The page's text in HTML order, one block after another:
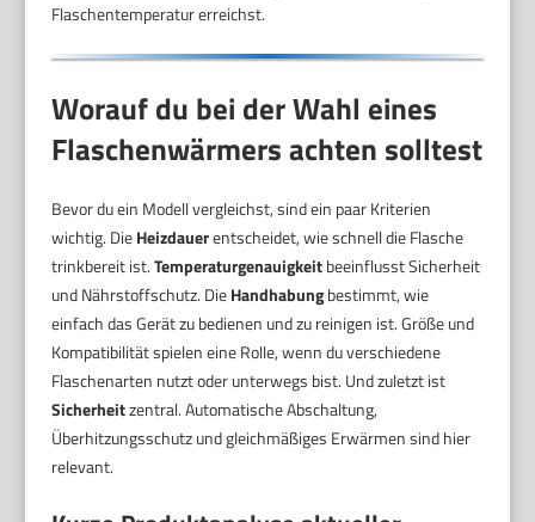
Flaschentemperatur erreichst.
Worauf du bei der Wahl eines
Flaschenwärmers achten solltest
Bevor du ein Modell vergleichst, sind ein paar Kriterien
wichtig. DieHeizdauerentscheidet, wie schnell die Flasche
trinkbereit ist.Temperaturgenauigkeitbeeinflusst Sicherheit
und Nährstoffschutz. DieHandhabungbestimmt, wie
einfach das Gerät zu bedienen und zu reinigen ist. Größe und
Kompatibilität spielen eine Rolle, wenn du verschiedene
Flaschenarten nutzt oder unterwegs bist. Und zuletzt ist
Sicherheitzentral. Automatische Abschaltung,
Überhitzungsschutz und gleichmäßiges Erwärmen sind hier
relevant.